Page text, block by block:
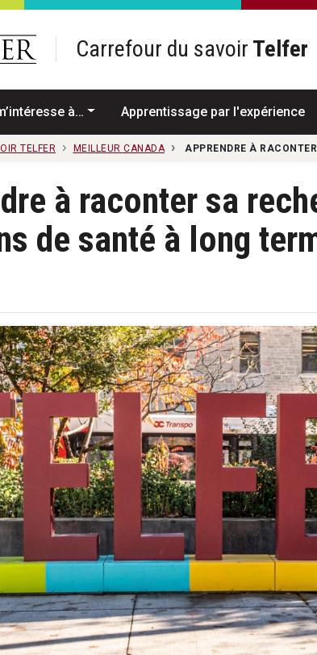
Carrefour du savoir Telfer
à… Apprentissage par l'expérience
TELFER MEILLEUR CANADA APPRENDRE À
à raconter sa
de santé à long